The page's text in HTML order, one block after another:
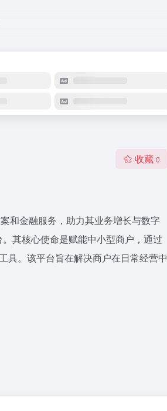
收藏 0
和金融服务，助力其业务增长与数字
其核心使命是赋能中小型商户，通过
具。该平台旨在解决商户在日常经营中